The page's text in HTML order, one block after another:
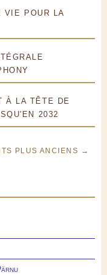
VIE POUR LA
À LA TÊTE DE
2032
PLUS ANCIENS →